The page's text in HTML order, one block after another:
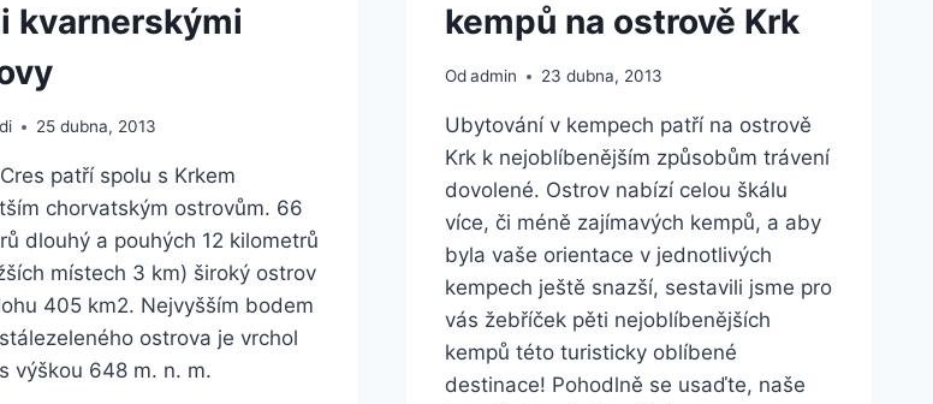
kvarnerskými
25 dubna, 2013
patří spolu s Krkem
chorvatským ostrovům. 66
dlouhý a pouhých 12 kilometrů
místech 3 km) široký ostrov
405 km2. Nejvyšším bodem
ostrova je vrchol
výškou 648 m. n. m.
kempů na ostrově Krk
Od admin 23 dubna, 2013
Ubytování v kempech patří na ostrově
Krk k nejoblíbenějším způsobům trávení
dovolené. Ostrov nabízí celou škálu
více, či méně zajímavých kempů, a aby
byla vaše orientace v jednotlivých
kempech ještě snazší, sestavili jsme pro
vás žebříček pěti nejoblíbenějších
kempů této turisticky oblíbené
destinace! Pohodlně se usaďte, naše